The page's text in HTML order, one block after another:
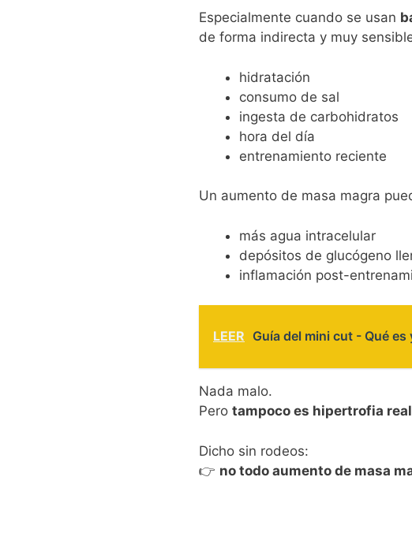
Especialmente cuando se usan
de forma indirecta y muy
hidratación
consumo de sal
ingesta de carbohidratos
hora del día
entrenamiento reciente
Un aumento de masa magra
más agua intracelular
depósitos de glucógeno
inflamación post-
LEER Guía del mini cut - Qué
Nada malo.
Pero tampoco es hipertrofia real
Dicho sin rodeos:
👉 no todo aumento de masa